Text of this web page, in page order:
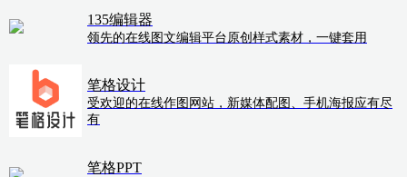
135编辑器
领先的在线图文编辑平台原创样式素材，一键套用
笔格设计
受欢迎的在线作图网站，新媒体配图、手机海报应有尽
有
笔格PPT